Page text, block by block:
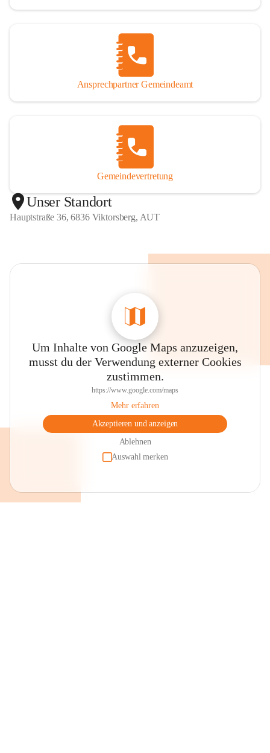
Ansprechpartner Gemeindeamt
Gemeindevertretung
Unser Standort
Hauptstraße 36, 6836 Viktorsberg, AUT
Um Inhalte von Google Maps anzuzeigen,
musst du der Verwendung externer Cookies
zustimmen.
https://www.google.com/maps
Mehr erfahren
Akzeptieren und anzeigen
Ablehnen
Auswahl merken